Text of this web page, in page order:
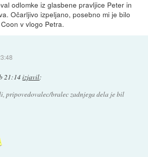
odlomke iz glasbene pravljice Peter in
Očarljivo izpeljano, posebno mi je bilo
v vlogo Petra.
21:14izjavil:
pripovedovalec/bralec zadnjega dela je bil